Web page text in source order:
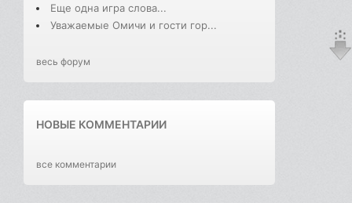
Еще одна игра слова...
Уважаемые Омичи и гости гор...
весь форум
НОВЫЕ КОММЕНТАРИИ
все комментарии